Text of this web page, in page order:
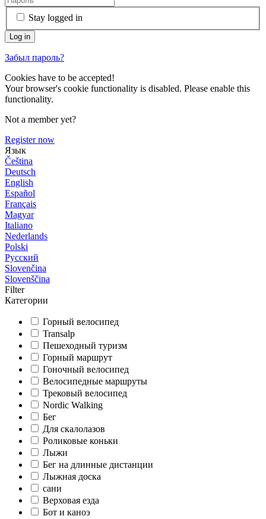
Stay logged in
Забыл пароль?
Cookies have to be accepted!
Your browser's cookie functionality is disabled. Please enable this
functionality.
Not a member yet?
Register now
Язык
Čeština
Deutsch
English
Español
Français
Magyar
Italiano
Nederlands
Polski
Русский
Slovenčina
Slovenščina
Filter
Категории
Горный велосипед
Transalp
Пешеходный туризм
Горный маршрут
Гоночный велосипед
Велосипедные маршруты
Трековый велосипед
Nordic Walking
Бег
Для скалолазов
Роликовые коньки
Лыжи
Бег на длинные дистанции
Лыжная доска
сани
Верховая езда
Бот и каноэ